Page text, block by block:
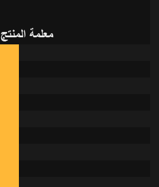
معلمة المنتج